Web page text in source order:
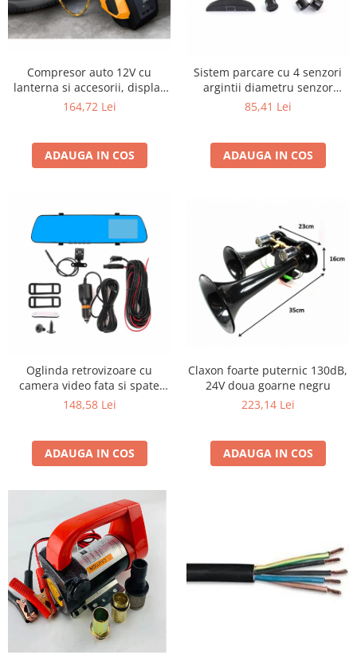
Compresor auto 12V cu
lanterna si accesorii, display
de control 8 bar
164,72 Lei
ADAUGA IN COS
Sistem parcare cu 4 senzori
argintii diametru senzor
18.5mm alarma display led
85,41 Lei
ADAUGA IN COS
Oglinda retrovizoare cu
camera video fata si spate
1080p
148,58 Lei
ADAUGA IN COS
Claxon foarte puternic 130dB,
24V doua goarne negru
223,14 Lei
ADAUGA IN COS